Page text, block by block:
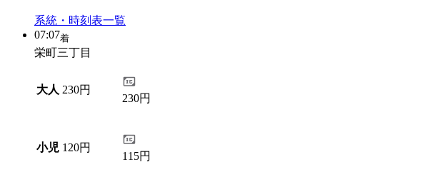
系統・時刻表一覧
07:07着
栄町三丁目
大人 230円
230円
小児 120円
115円